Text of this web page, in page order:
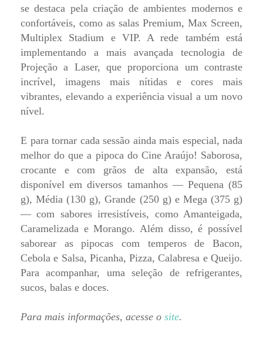
se destaca pela criação de ambientes modernos e
confortáveis, como as salas Premium, Max Screen,
Multiplex Stadium e VIP. A rede também está
implementando a mais avançada tecnologia de
Projeção a Laser, que proporciona um contraste
incrível, imagens mais nítidas e cores mais
vibrantes, elevando a experiência visual a um novo
nível.
E para tornar cada sessão ainda mais especial, nada
melhor do que a pipoca do Cine Araújo! Saborosa,
crocante e com grãos de alta expansão, está
disponível em diversos tamanhos — Pequena (85
g), Média (130 g), Grande (250 g) e Mega (375 g)
— com sabores irresistíveis, como Amanteigada,
Caramelizada e Morango. Além disso, é possível
saborear as pipocas com temperos de Bacon,
Cebola e Salsa, Picanha, Pizza, Calabresa e Queijo.
Para acompanhar, uma seleção de refrigerantes,
sucos, balas e doces.
Para mais informações, acesse o site.